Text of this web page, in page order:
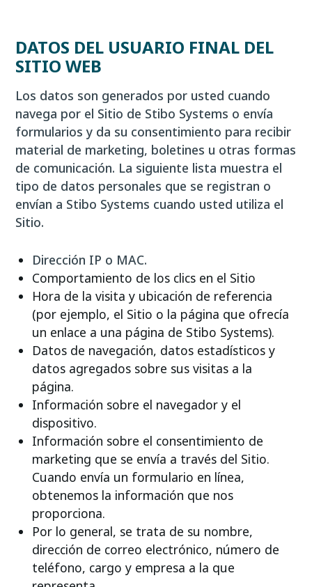
DATOS DEL USUARIO FINAL DEL
SITIO WEB
Los datos son generados por usted cuando
navega por el Sitio de Stibo Systems o envía
formularios y da su consentimiento para recibir
material de marketing, boletines u otras formas
de comunicación. La siguiente lista muestra el
tipo de datos personales que se registran o
envían a Stibo Systems cuando usted utiliza el
Sitio.
Dirección IP o MAC.
Comportamiento de los clics en el Sitio
Hora de la visita y ubicación de referencia
(por ejemplo, el Sitio o la página que ofrecía
un enlace a una página de Stibo Systems).
Datos de navegación, datos estadísticos y
datos agregados sobre sus visitas a la
página.
Información sobre el navegador y el
dispositivo.
Información sobre el consentimiento de
marketing que se envía a través del Sitio.
Cuando envía un formulario en línea,
obtenemos la información que nos
proporciona.
Por lo general, se trata de su nombre,
dirección de correo electrónico, número de
teléfono, cargo y empresa a la que